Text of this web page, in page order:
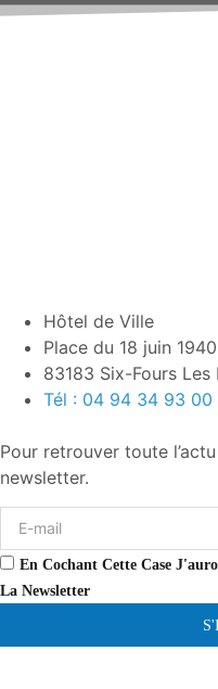
Hôtel de Ville
Place du 18 juin
83183 Six-Fours Les
Tél : 04 94 34 93 00
Pour retrouver toute
newsletter.
En Cochant Cette Case
La Newsletter